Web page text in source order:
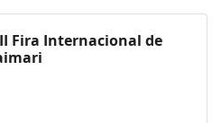
Fira Internacional de